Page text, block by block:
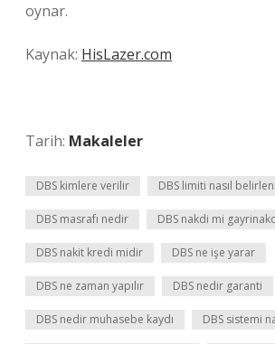
oynar.
Kaynak: HisLazer.com
Tarih: Makaleler
DBS kimlere verilir DBS limiti nasıl
DBS masrafı nedir DBS nakdi mi
DBS nakit kredi midir DBS ne işe yarar
DBS ne zaman yapılır DBS nedir garanti
DBS nedir muhasebe kaydı DBS sistemi